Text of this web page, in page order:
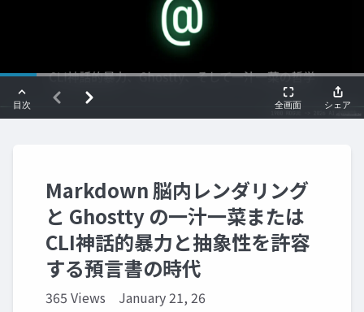
Markdown 脳内レンダリング
と Ghostty の一汁一菜または
CLI神話的暴力と抽象性を許容
する預言書の時代
365 Views January 21, 26